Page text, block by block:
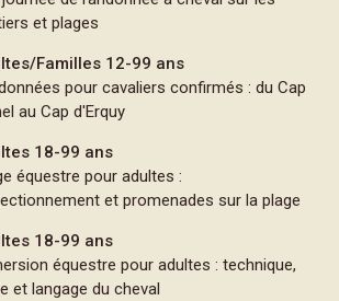
et plages
Familles 12-99 ans
pour cavaliers confirmés : du Cap
au Cap d'Erquy
18-99 ans
équestre pour adultes :
et promenades sur la plage
18-99 ans
équestre pour adultes : technique,
et langage du cheval